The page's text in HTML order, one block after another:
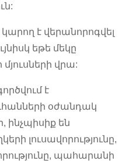
կարող է վերանորոգվել
եթե մեկը
վրա:
է
օժանդակ
ինչպիսիք են
լուսավորությունը,
պահարանի